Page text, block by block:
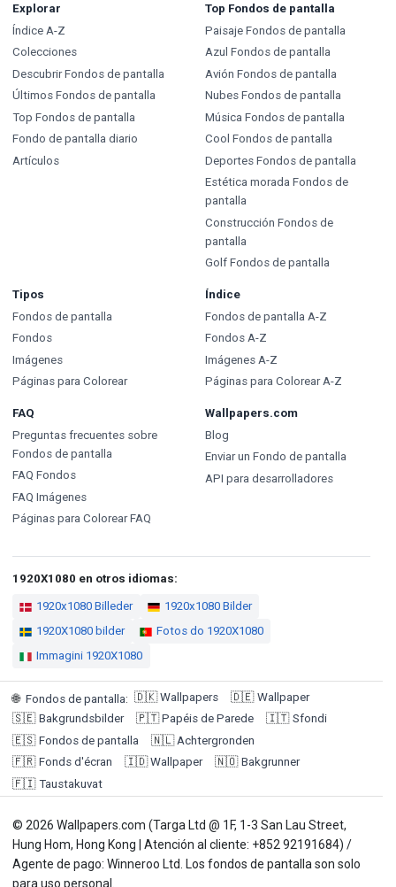
Explorar
Índice A-Z
Colecciones
Descubrir Fondos de pantalla
Últimos Fondos de pantalla
Top Fondos de pantalla
Fondo de pantalla diario
Artículos
Top Fondos de pantalla
Paisaje Fondos de pantalla
Azul Fondos de pantalla
Avión Fondos de pantalla
Nubes Fondos de pantalla
Música Fondos de pantalla
Cool Fondos de pantalla
Deportes Fondos de pantalla
Estética morada Fondos de
pantalla
Construcción Fondos de
pantalla
Golf Fondos de pantalla
Tipos
Fondos de pantalla
Fondos
Imágenes
Páginas para Colorear
Índice
Fondos de pantalla A-Z
Fondos A-Z
Imágenes A-Z
Páginas para Colorear A-Z
FAQ
Preguntas frecuentes sobre
Fondos de pantalla
FAQ Fondos
FAQ Imágenes
Páginas para Colorear FAQ
Wallpapers.com
Blog
Enviar un Fondo de pantalla
API para desarrolladores
1920X1080 en otros idiomas:
1920x1080 Billeder
1920x1080 Bilder
1920X1080 bilder
Fotos do 1920X1080
Immagini 1920X1080
🌐 Fondos de pantalla: 🇩🇰 Wallpapers 🇩🇪 Wallpaper
🇸🇪 Bakgrundsbilder 🇵🇹 Papéis de Parede 🇮🇹 Sfondi
🇪🇸 Fondos de pantalla 🇳🇱 Achtergronden
🇫🇷 Fonds d'écran 🇮🇩 Wallpaper 🇳🇴 Bakgrunner
🇫🇮 Taustakuvat
© 2026 Wallpapers.com (Targa Ltd @ 1F, 1-3 San Lau Street,
Hung Hom, Hong Kong | Atención al cliente: +852 92191684) /
Agente de pago: Winneroo Ltd. Los fondos de pantalla son solo
para uso personal.